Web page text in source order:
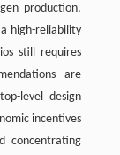
production,
high-reliability
still requires
are
level design
incentives
concentrating